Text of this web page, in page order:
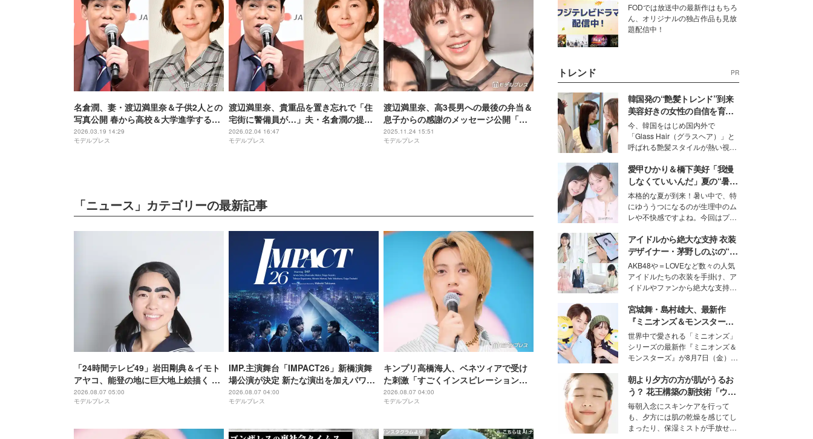
名倉潤、妻・渡辺満里奈＆子供2人との
写真公開 春から高校＆大学進学する我
が子へ「親父は陰ながら応援してま
す」
2026.03.19 14:29
モデルプレス
渡辺満里奈、貴重品を置き忘れで「住
宅街に警備員が…」夫・名倉潤の提案
に共演者「事件やん」
2026.02.04 16:47
モデルプレス
渡辺満里奈、高3長男への最後の弁当＆
息子からの感謝のメッセージ公開「涙
が出る」「素敵な関係」の声
2025.11.24 15:51
モデルプレス
「ニュース」カテゴリーの最新記事
「24時間テレビ49」岩田剛典＆イモト
アヤコ、能登の地に巨大地上絵描く 完
成披露にはサプライズアーティストも
登場予定
2026.08.07 05:00
モデルプレス
IMP.主演舞台「IMPACT26」新橋演舞
場公演が決定 新たな演出を加えパワー
アップ
2026.08.07 04:00
モデルプレス
キンプリ高橋海人、ベネツィアで受け
た刺激「すごくインスピレーション溢
れる街」
2026.08.07 04:00
モデルプレス
FODでは放送中の最新作はもちろ
ん、オリジナルの独占作品も見放
題配信中！
トレンド PR
韓国発の“艶髪トレンド”到来
美容好きの女性の自信を育む
「ヘアケア事情」って？
今、韓国をはじめ国内外で
「Glass Hair（グラスヘア）」と
呼ばれる艶髪スタイルが熱い視線
ションの完成度を高めるベースと
して、“髪そのものの美しさ”に改
めて注目する人が増えている様
子。今回は、そんな憧れの艶やか
な髪を日常で叶える、美容好きの
女性たちのヘアケア事情を紹介し
ます。
愛甲ひかり＆橋下美好「我慢
しなくていいんだ」夏の“暑さ
対策”の新しい選択肢とは？
本格的な夏が到来！暑い中で、特
にゆううつになるのが生理中のム
レや不快感ですよね。今回はプラ
モデル・愛甲ひかりさんと橋下美
好さんを迎えて本音で女子会トー
ク。猛暑のお出かけを快適に過ご
すヒントや、2人が感動した夏の
生理の新常識にも迫りました。
アイドルから絶大な支持 衣装
デザイナー・茅野しのぶの“可
愛い”を作る美学＜「シチズン
クロスシー」インタビュー＞
AKB48や＝LOVEなど数々の人気
アイドルたちの衣装を手掛け、ア
イドルやファンから絶大な支持を
取締役兼クリエイティブディレク
ター・茅野しのぶ。一人ひとりの
個性に寄り添い、魅力を引き出す
衣装作りは、多くの女性たちに勇
気と自信を与え続けている。
宮城舞・島村雄大、最新作
『ミニオンズ＆モンスター
ズ』の魅力熱弁 ハチャメチャ
だけじゃない“友情と絆”に感
動
世界中で愛される「ミニオンズ」
シリーズの最新作『ミニオンズ＆
モンスターズ』が8月7日（金）に
ニオン好き”という共通点を持つモ
デルの宮城舞と島村雄大の特別対
談をお届け！それぞれの視点か
ら、今作ならではの魅力や予想外
の感動をもたらす奥深いストーリ
ーについて熱く語り合ってもらっ
朝より夕方の方が肌がうるお
う？ 花王構築の新技術「ウォ
ーターキャプチャリングスキ
ン（捕水肌）」がスキンケア
の常識を変える予感
毎朝入念にスキンケアを行って
も、夕方には肌の乾燥を感じてし
まったり、保湿ミストが手放せな